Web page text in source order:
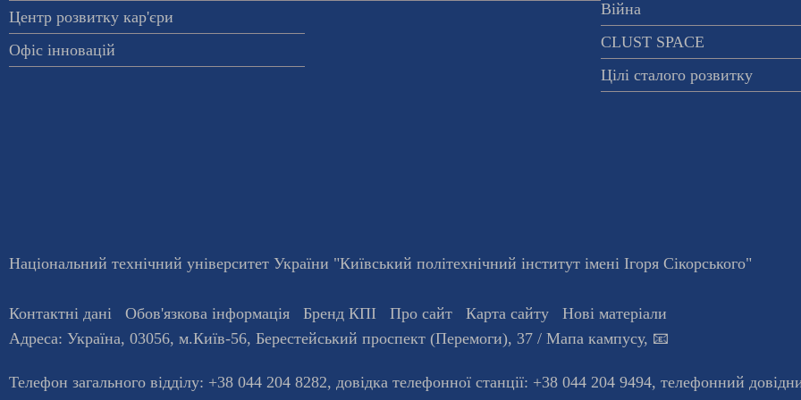
Центр розвитку кар'єри
Офіс інновацій
Війна
CLUST SPACE
Цілі сталого розвитку
Національний технічний університет України "Київський політехнічний інститут імені Ігоря Сікорського"
Контактні дані Обов'язкова інформація Бренд КПІ Про сайт Карта сайту
Нові матеріали
Адреса: Україна, 03056, м.Київ-56, Берестейський проспект (Перемоги), 37 / Мапа кампусу, 📧
Телефон загального відділу: +38 044 204 8282, довiдка телефонної станцiї: +38 044 204 9494, телефонний